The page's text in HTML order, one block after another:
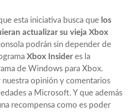
esta iniciativa busca que los
actualizar su vieja Xbox
podrán sin depender de
Xbox Insideres la
de Windows para Xbox.
opinión y comentarios
a Microsoft. Y que además
recompensa como es poder